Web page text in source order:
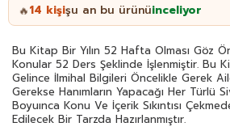
🔥14 kişişu an bu ürünüinceliyor
Bu Kitap Bir Yılın 52 Hafta Olması Göz
Konular 52 Ders Şeklinde İşlenmiştir. Bu
Gelince İlmihal Bilgileri Öncelikle Gerek
Gerekse Hanımların Yapacağı Her Türlü
Boyuınca Konu Ve İçerik Sıkıntısı
Edilecek Bir Tarzda Hazırlanmıştır.